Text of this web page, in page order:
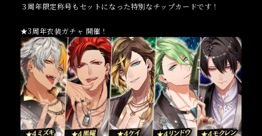
３周年限定称号もセットになった特別なチップカードです！
★3周年衣装ガチャ 開催！